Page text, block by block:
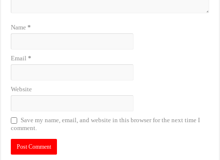
Name*
Email*
Website
Save my name, email, and website in this browser for the next time I
comment.